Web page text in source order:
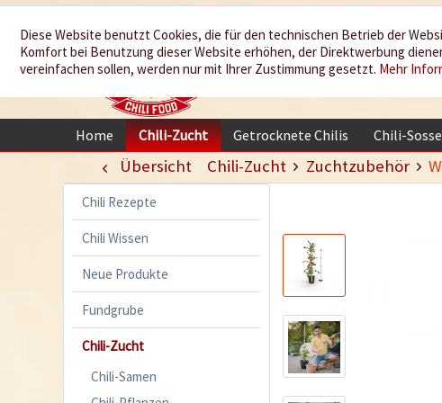
Wir würzen
Ihr Leben
Home Chili-Zucht Getrocknete Chilis Chili-
Übersicht Chili-Zucht Zuchtzubehör
Chili Rezepte
Chili Wissen
Neue Produkte
Fundgrube
Chili-Zucht
Chili-Samen
Diese Website benutzt Cookies, die für den technischen Betrieb der
Komfort bei Benutzung dieser Website erhöhen, der Direktwerbung
vereinfachen sollen, werden nur mit Ihrer Zustimmung gesetzt. Mehr